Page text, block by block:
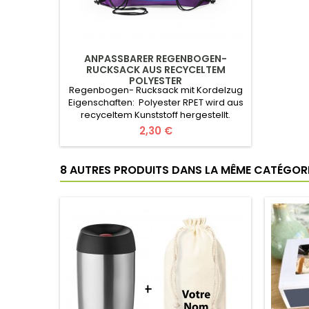
ANPASSBARER REGENBOGEN-
RUCKSACK AUS RECYCELTEM
POLYESTER
Regenbogen- Rucksack mit Kordelzug
Eigenschaften: Polyester RPET wird aus
recyceltem Kunststoff hergestellt.
Größe : 34 x 42 x cm, 35 g
Personalisiert: Logo/Text Ihrer Wahl
( nützliche Informationen ). Für ein
kostenloses Angebot füllen Sie das
Online-Formular aus. Übermitteln Sie
Preis
2,30 €
8 AUTRES PRODUITS DANS LA MÊME